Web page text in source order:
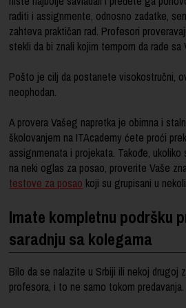
raditi i assignmente, odnosno zadatke,
zahteva praktičan rad. Profesori
stekli da bi znali kojim tempom da rade sa
Pošto je cilj da postanete visokostručni,
neophodan.
A provera Vašeg napretka je obimna i
školovanjem na ITAcademy ćete proći
assignmenata i projekata. Takođe,
na neki oglas za posao, proverite Vaše
testove za posao koji su grupisani u
Imate kompletnu podršku
saradnju sa kolegama
Bilo da se nalazite u Srbiji ili nekoj drugoj
profesora, i to ne samo tokom predavanja.